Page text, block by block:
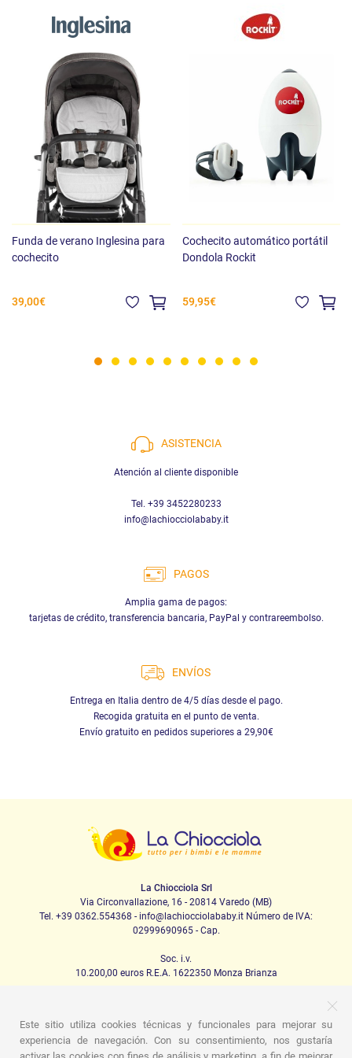
Funda de verano Inglesina para
cochecito
39,00€
Cochecito automático portátil
Dondola Rockit
59,95€
ASISTENCIA
Atención al cliente disponible
Tel. +39 3452280233
info@lachiocciolababy.it
PAGOS
Amplia gama de pagos:
tarjetas de crédito, transferencia bancaria, PayPal y contrareembolso.
ENVÍOS
Entrega en Italia dentro de 4/5 días desde el pago.
Recogida gratuita en el punto de venta.
Envío gratuito en pedidos superiores a 29,90€
La Chiocciola Srl
Via Circonvallazione, 16 - 20814 Varedo (MB)
Tel. +39 0362.554368 - info@lachiocciolababy.it Número de IVA:
02999690965 - Cap.
Soc. i.v.
10.200,00 euros R.E.A. 1622350 Monza Brianza
PRODOTTI
Este sitio utiliza cookies técnicas y funcionales para mejorar su
experiencia de navegación. Con su consentimiento, nos gustaría